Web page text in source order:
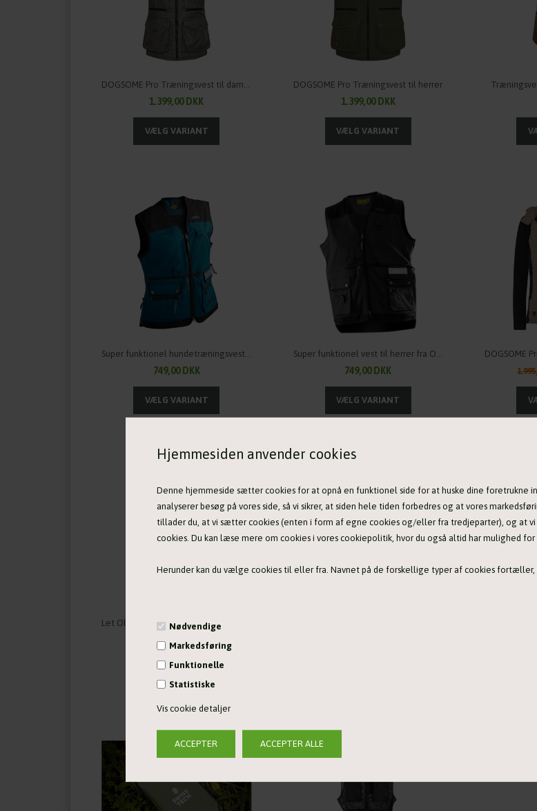
Hjemmesiden anvender cookies
Denne hjemmeside sætter cookies for at opnå en funktionel side for at huske dine foretrukne
analyserer besøg på vores side, så vi sikrer, at siden hele tiden forbedres og at vores
tillader du, at vi sætter cookies (enten i form af egne cookies og/eller fra tredjeparter), og at vi
cookies. Du kan læse mere om cookies i vores cookiepolitik, hvor du også altid har mulighed
Herunder kan du vælge cookies til eller fra. Navnet på de forskellige typer af cookies
Nødvendige
Markedsføring
Funktionelle
Statistiske
Vis cookie detaljer
DOGSOME Pro Træningsvest til damer
1.399,00 DKK
DOGSOME Pro Træningsvest til herrer
1.399,00 DKK
Super funktionel hundetræningsvest til damer fra OWNEY Outdoor
749,00 DKK
Super funktionel vest til herrer fra OWNEY Outdoor
749,00 DKK
539,00 DKK